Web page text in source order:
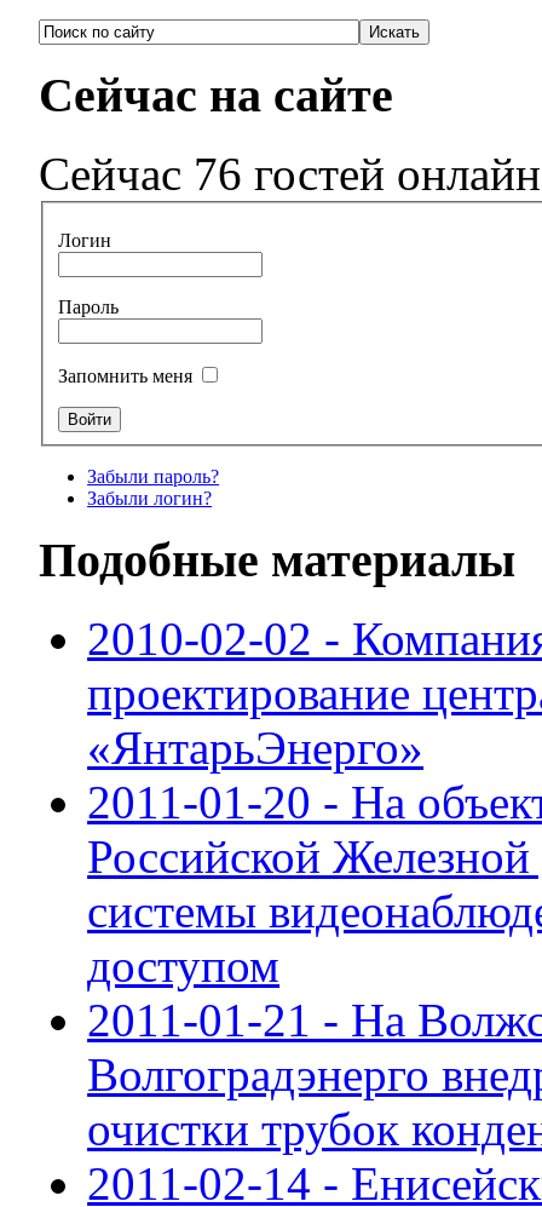
Сейчас на сайте
Сейчас 76 гостей онлайн
Логин
Пароль
Запомнить меня
Забыли пароль?
Забыли логин?
Подобные материалы
2010-02-02 -
проектирование
«ЯнтарьЭнерго»
2011-01-20 - На
Российской
системы
доступом
2011-01-21 - На
Волгоградэнерго
очистки трубок
2011-02-14 -